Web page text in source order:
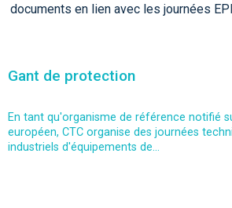
documents en lien avec les journées
Gant de protection
En tant qu'organisme de référence notifié
européen, CTC organise des journées
industriels d'équipements de...